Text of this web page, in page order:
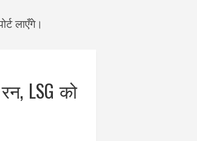
लाएँगे।
LSG को